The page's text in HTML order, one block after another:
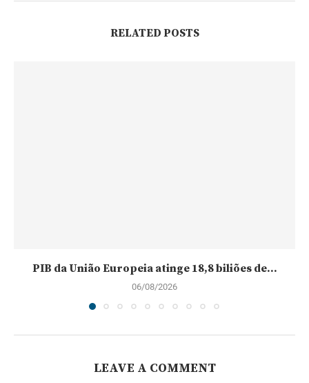
RELATED POSTS
PIB da União Europeia atinge 18,8 biliões de...
06/08/2026
LEAVE A COMMENT